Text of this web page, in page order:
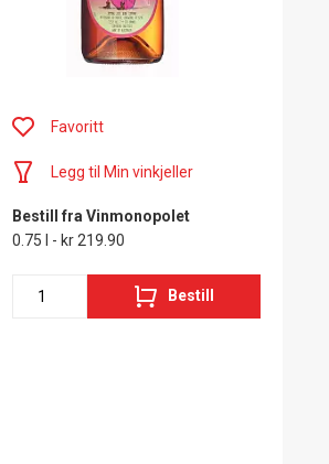
Favoritt
Legg til Min vinkjeller
Bestill fra Vinmonopolet
0.75 l - kr 219.90
Bestill